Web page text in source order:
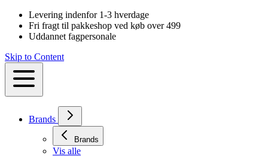
Levering indenfor 1-3 hverdage
Fri fragt til pakkeshop ved køb over 499
Uddannet fagpersonale
Skip to Content
Brands
Brands
Vis alle